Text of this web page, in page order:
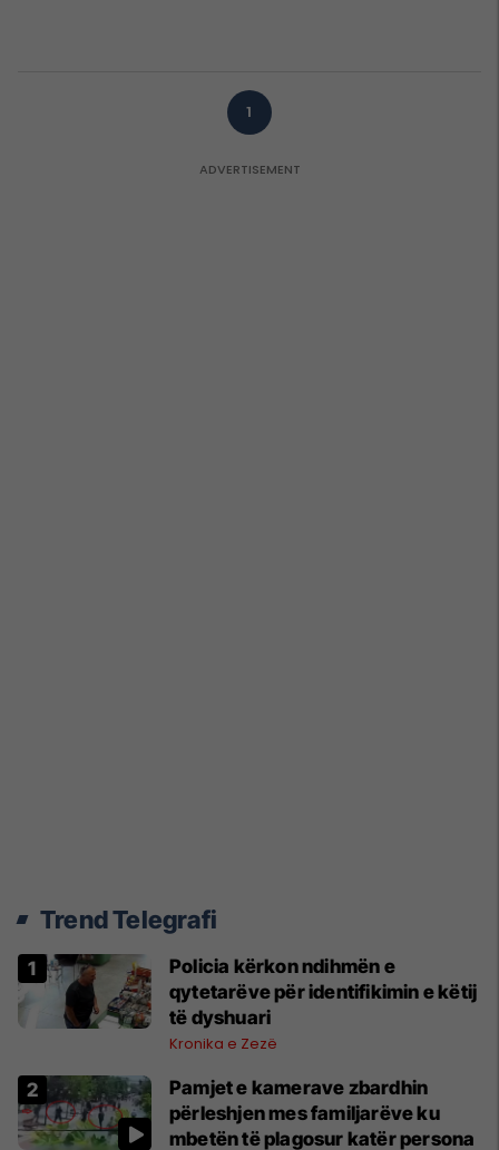
1
Trend Telegrafi
Policia kërkon ndihmën e
qytetarëve për identifikimin e këtij
të dyshuari
Kronika e Zezë
Pamjet e kamerave zbardhin
përleshjen mes familjarëve ku
mbetën të plagosur katër persona